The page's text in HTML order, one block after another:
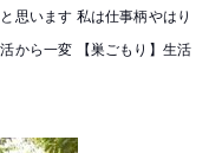
思います 私は仕事柄やはり
から一変 【巣ごもり】生活